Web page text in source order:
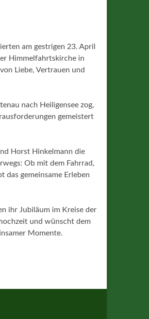
am gestrigen 23. April
Himmelfahrtskirche in
Liebe, Vertrauen und
nach Heiligensee zog,
gemeistert
Horst Hinkelmann die
Ob mit dem Fahrrad,
das gemeinsame Erleben
ihr Jubiläum im Kreise der
und wünscht dem
Momente.